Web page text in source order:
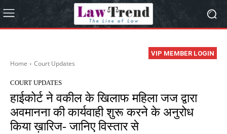
VIP MEMBER LOGIN
Home Court Updates
COURT UPDATES
हाईकोर्ट ने वकील के खिलाफ महिला जज द्वारा
अवमानना की कार्यवाही शुरू करने के अनुरोध
किया ख़ारिज- जानिए विस्तार से